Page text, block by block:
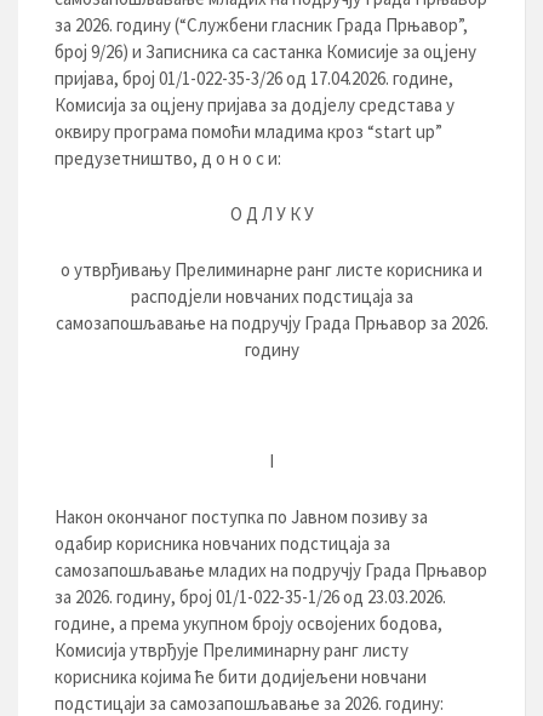
за 2026. годину (“Службени гласник Града Прњавор”,
број 9/26) и Записника са састанка Комисије за оцјену
пријава, број 01/1-022-35-3/26 од 17.04.2026. године,
Комисија за оцјену пријава за додјелу средстава у
оквиру програма помоћи младима кроз “stаrt up”
предузетништво, д о н о с и:
О Д Л У К У
о утврђивању Прелиминарне ранг листе корисника и
расподјели новчаних подстицаја за
самозапошљавање на подручју Града Прњавор за 2026.
годину
I
Након окончаног поступка по Јавном позиву за
одабир корисника новчаних подстицаја за
самозапошљавање младих на подручју Града Прњавор
за 2026. годину, број 01/1-022-35-1/26 од 23.03.2026.
године, а према укупном броју освојених бодова,
Комисија утврђује Прелиминарну ранг листу
корисника којима ће бити додијељени новчани
подстицаји за самозапошљавање за 2026. годину: